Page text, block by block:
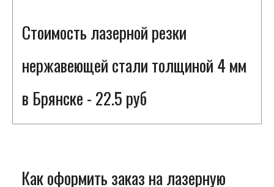
Стоимость лазерной резки
нержавеющей стали толщиной 4 мм
в Брянске - 22.5 руб
Как оформить заказ на лазерную